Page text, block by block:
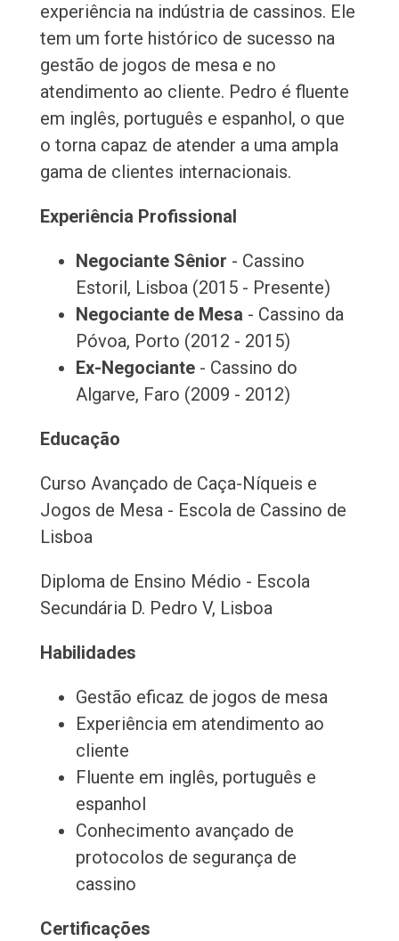
experiência na indústria de cassinos. Ele
tem um forte histórico de sucesso na
gestão de jogos de mesa e no
atendimento ao cliente. Pedro é fluente
em inglês, português e espanhol, o que
o torna capaz de atender a uma ampla
gama de clientes internacionais.
Experiência Profissional
Negociante Sênior - Cassino
Estoril, Lisboa (2015 - Presente)
Negociante de Mesa - Cassino da
Póvoa, Porto (2012 - 2015)
Ex-Negociante- Cassino do
Algarve, Faro (2009 - 2012)
Educação
Curso Avançado de Caça-Níqueis e
Jogos de Mesa - Escola de Cassino de
Lisboa
Diploma de Ensino Médio - Escola
Secundária D. Pedro V, Lisboa
Habilidades
Gestão eficaz de jogos de mesa
Experiência em atendimento ao
cliente
Fluente em inglês, português e
espanhol
Conhecimento avançado de
protocolos de segurança de
cassino
Certificações